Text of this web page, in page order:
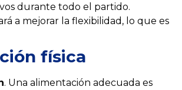
durante todo el partido.
a mejorar la flexibilidad, lo que es
física
. Una alimentación adecuada es